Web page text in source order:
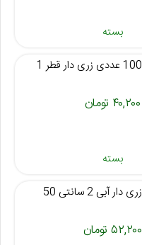
بسته
توپک تزیینی 100 عددی زری دار قطر 1
۴۰,۲۰۰ تومان
بسته
توپک تزیینی زری دار آبی 2 سانتی 50
۵۲,۲۰۰ تومان